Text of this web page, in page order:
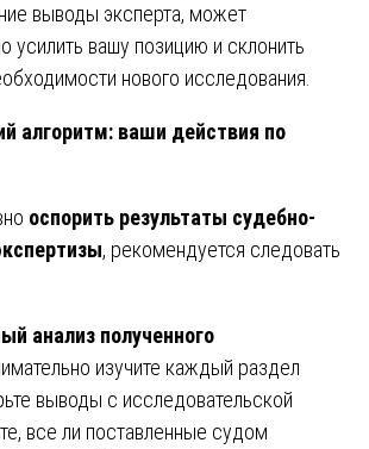
выводы эксперта, может
усилить вашу позицию и склонить
нового исследования.
алгоритм: ваши действия по
оспорить результаты судебно-
, рекомендуется следовать
анализ полученного
изучите каждый раздел
выводы с исследовательской
все ли поставленные судом